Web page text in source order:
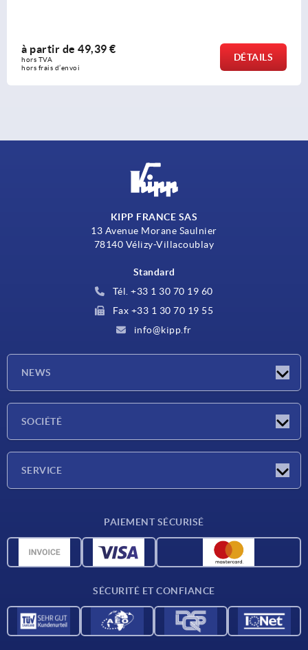
à partir de 49,39 €
hors TVA
hors frais d’envoi
DÉTAILS
KIPP FRANCE SAS
13 Avenue Morane Saulnier
78140 Vélizy-Villacoublay
Standard
Tél. +33 1 30 70 19 60
Fax +33 1 30 70 19 55
info@kipp.fr
NEWS
SOCIÉTÉ
SERVICE
Données CAO
PAIEMENT SÉCURISÉ
SÉCURITÉ ET CONFIANCE